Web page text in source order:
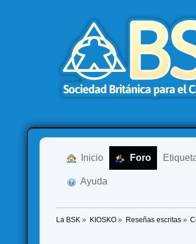
Inicio Foro
Ayuda
La BSK » KIOSKO» Reseñas escritas»